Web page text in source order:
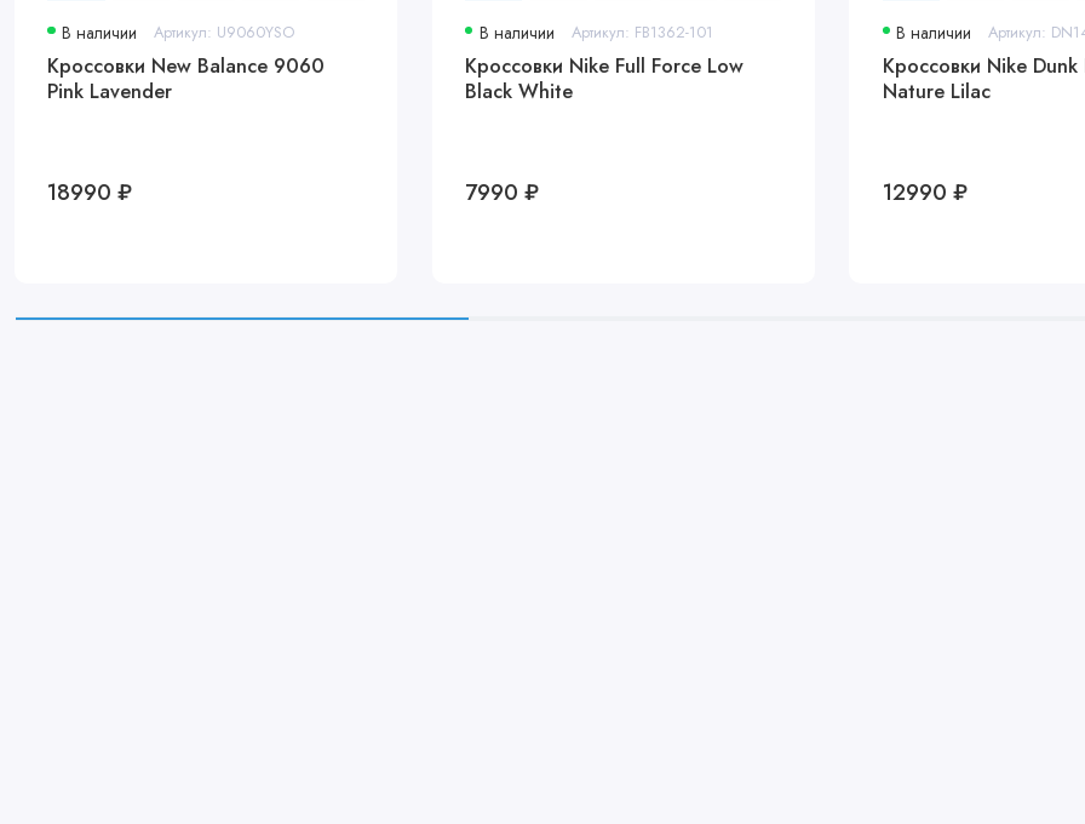
В наличии Артикул: U9060YSO
Кроссовки New Balance 9060
Pink Lavender
18990 ₽
В наличии Артикул: FB1362-101
Кроссовки Nike Full Force Low
Black White
7990 ₽
В наличии Артикул:
Кроссовки Nike
Nature Lilac
12990 ₽